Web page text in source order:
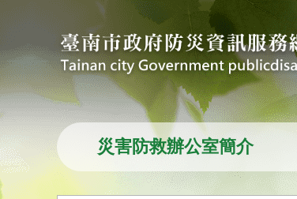
跳到主要內容區塊
災害防救辦公室簡介